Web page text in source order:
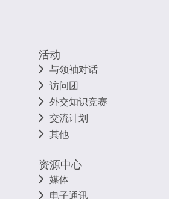
活动
与领袖对话
访问团
外交知识竞赛
交流计划
其他
资源中心
媒体
电子通讯